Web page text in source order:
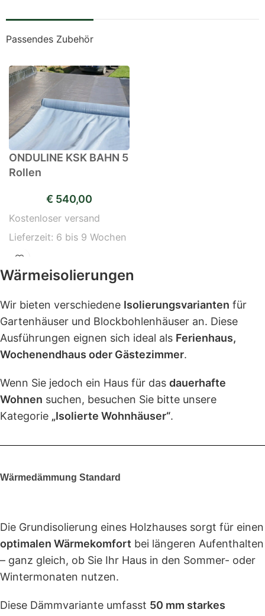
Passendes Zubehör
ONDULINE KSK BAHN 5
Rollen
€ 540,00
Kostenloser versand
Lieferzeit: 6 bis 9 Wochen
Wärmeisolierungen
Wir bieten verschiedene Isolierungsvarianten für
Gartenhäuser und Blockbohlenhäuser an. Diese
Ausführungen eignen sich ideal als Ferienhaus,
Wochenendhaus oder Gästezimmer.
Wenn Sie jedoch ein Haus für das dauerhafte
Wohnen suchen, besuchen Sie bitte unsere
Kategorie „Isolierte Wohnhäuser“.
Wärmedämmung Standard
Die Grundisolierung eines Holzhauses sorgt für einen
optimalen Wärmekomfort bei längeren Aufenthalten
– ganz gleich, ob Sie Ihr Haus in den Sommer- oder
Wintermonaten nutzen.
Diese Dämmvariante umfasst 50 mm starkes